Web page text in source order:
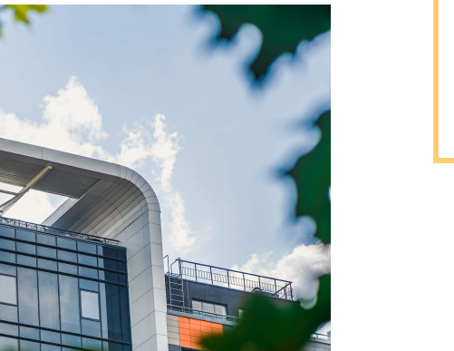
В Красногвардейском районе
Петербурга появился еще один
центр совмещенного образования